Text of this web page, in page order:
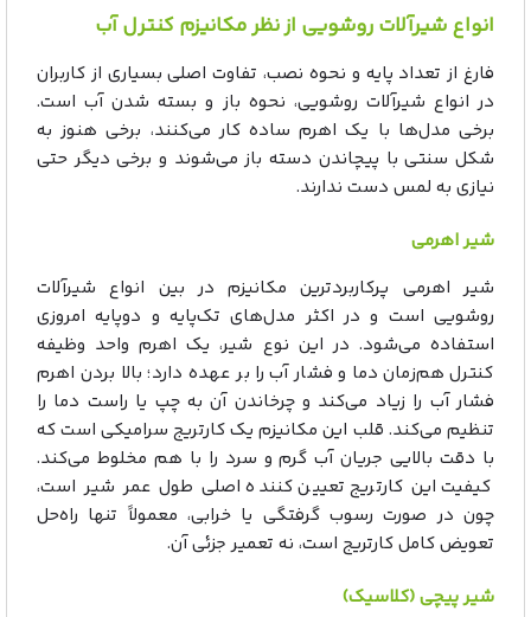
انواع شیرآلات روشویی از نظر مکانیزم کنترل آب
فارغ از تعداد پایه و نحوه نصب، تفاوت اصلی بسیاری از کاربران
در انواع شیرآلات روشویی، نحوه باز و بسته شدن آب است.
برخی مدل‌ها با یک اهرم ساده کار می‌کنند، برخی هنوز به
شکل سنتی با پیچاندن دسته باز می‌شوند و برخی دیگر حتی
نیازی به لمس دست ندارند.
شیر اهرمی
شیر اهرمی پرکاربردترین مکانیزم در بین انواع شیرآلات
روشویی است و در اکثر مدل‌های تک‌پایه و دوپایه امروزی
استفاده می‌شود. در این نوع شیر، یک اهرم واحد وظیفه
کنترل هم‌زمان دما و فشار آب را بر عهده دارد؛ بالا بردن اهرم
فشار آب را زیاد می‌کند و چرخاندن آن به چپ یا راست دما را
تنظیم می‌کند. قلب این مکانیزم یک کارتریج سرامیکی است که
با دقت بالایی جریان آب گرم و سرد را با هم مخلوط می‌کند.
کیفیت این کارتریج تعیین‌ کننده اصلی طول عمر شیر است،
چون در صورت رسوب‌ گرفتگی یا خرابی، معمولاً تنها راه‌حل
تعویض کامل کارتریج است، نه تعمیر جزئی آن.
شیر پیچی (کلاسیک)